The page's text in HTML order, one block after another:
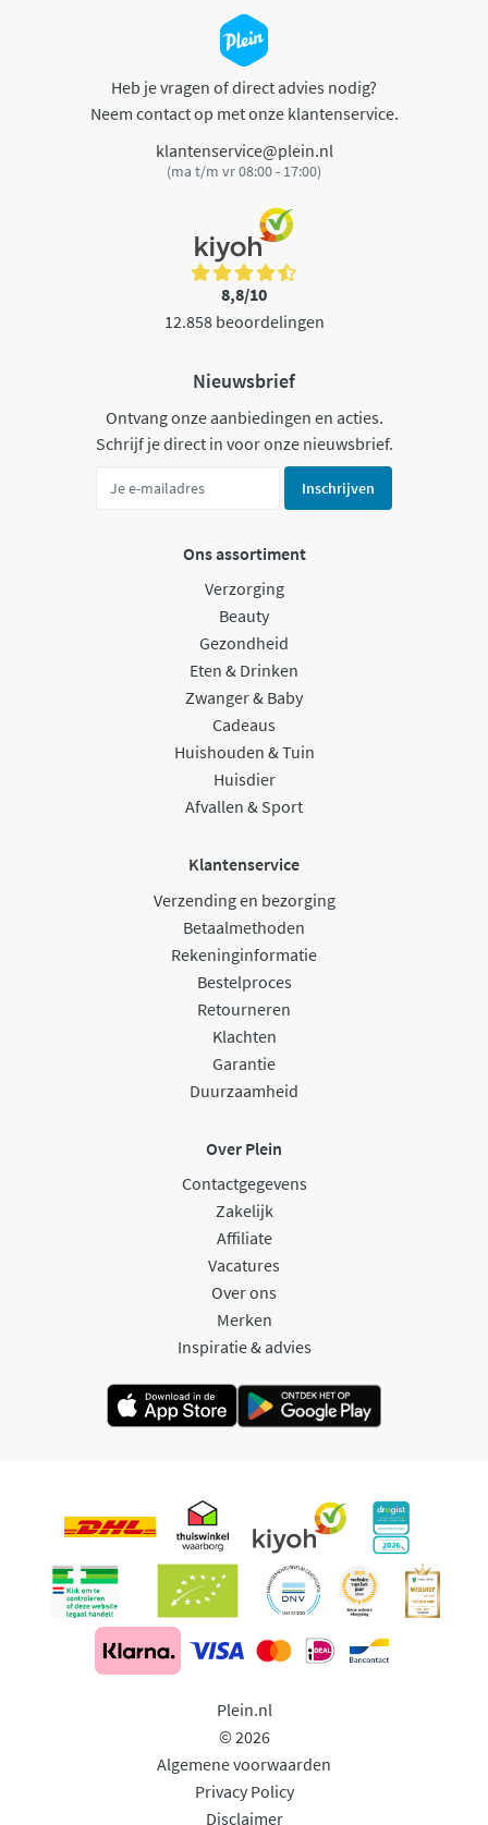
Heb je vragen of direct advies nodig?
Neem contact op met onze klantenservice.
klantenservice@plein.nl
(ma t/m vr 08:00 - 17:00)
8,8/10
12.858 beoordelingen
Nieuwsbrief
Ontvang onze aanbiedingen en acties.
Schrijf je direct in voor onze nieuwsbrief.
Inschrijven
Ons assortiment
Verzorging
Beauty
Gezondheid
Eten & Drinken
Zwanger & Baby
Cadeaus
Huishouden & Tuin
Huisdier
Afvallen & Sport
Klantenservice
Verzending en bezorging
Betaalmethoden
Rekeninginformatie
Bestelproces
Retourneren
Klachten
Garantie
Duurzaamheid
Over Plein
Contactgegevens
Zakelijk
Affiliate
Vacatures
Over ons
Merken
Inspiratie & advies
Plein.nl
© 2026
Algemene voorwaarden
Privacy Policy
Disclaimer